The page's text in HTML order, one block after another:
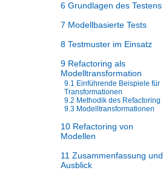
6 Grundlagen des Testens
7 Modellbasierte Tests
8 Testmuster im Einsatz
9 Refactoring als
Modelltransformation
9.1 Einführende Beispiele für
Transformationen
9.2 Methodik des Refactoring
9.3 Modelltransformationen
10 Refactoring von
Modellen
11 Zusammenfassung und
Ausblick